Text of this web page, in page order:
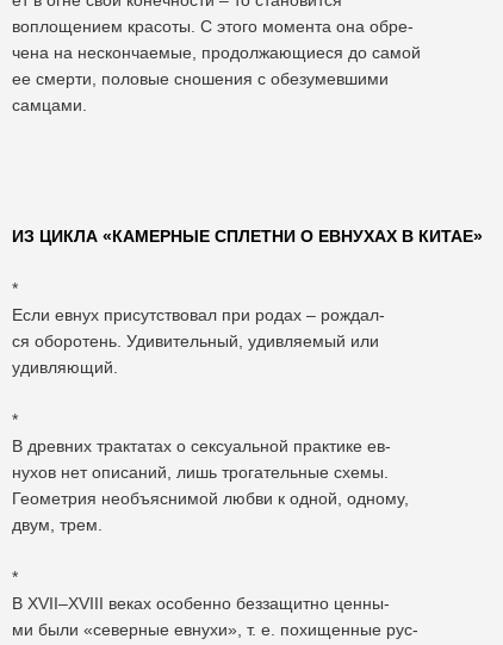
воплощением красоты. С этого момента она обре-
чена на нескончаемые, продолжающиеся до самой
ее смерти, половые сношения с обезумевшими
самцами.
ИЗ ЦИКЛА «КАМЕРНЫЕ СПЛЕТНИ О ЕВНУХАХ В КИТАЕ»
*
Если евнух присутствовал при родах – рождал-
ся оборотень. Удивительный, удивляемый или
удивляющий.
*
В древних трактатах о сексуальной практике ев-
нухов нет описаний, лишь трогательные схемы.
Геометрия необъяснимой любви к одной, одному,
двум, трем.
*
В XVII–XVIII веках особенно беззащитно ценны-
ми были «северные евнухи», т. е. похищенные рус-